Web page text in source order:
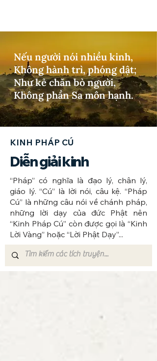
Nếu người nói nhiều kinh,
Không hành trì, phóng dật;
Như kẻ chăn bò người,
Không phần Sa môn hạnh.
KINH PHÁP CÚ
Diễn giải kinh
​“Pháp” có nghĩa là đạo lý, chân lý,
giáo lý. “Cú” là lời nói, câu kệ. “Pháp
Cú” là những câu nói về chánh pháp,
những lời dạy của đức Phật nên
“Kinh Pháp Cú” còn được gọi là “Kinh
Lời Vàng” hoặc “Lời Phật Dạy”...